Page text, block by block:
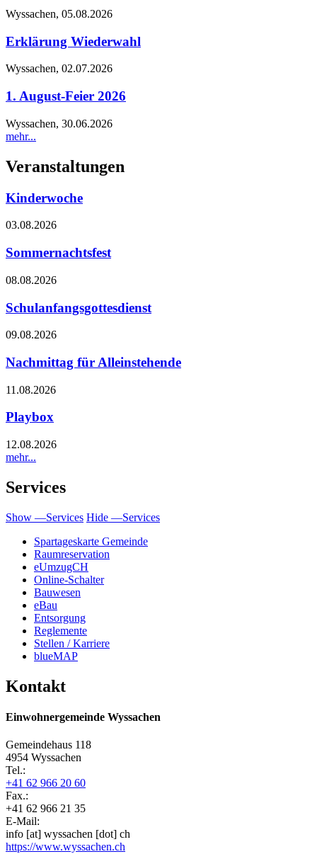
Wyssachen, 05.08.2026
Erklärung Wiederwahl
Wyssachen, 02.07.2026
1. August-Feier 2026
Wyssachen, 30.06.2026
mehr...
Veranstaltungen
Kinderwoche
03.08.2026
Sommernachtsfest
08.08.2026
Schulanfangsgottesdienst
09.08.2026
Nachmittag für Alleinstehende
11.08.2026
Playbox
12.08.2026
mehr...
Services
Show —Services Hide —Services
Spartageskarte Gemeinde
Raumreservation
eUmzugCH
Online-Schalter
Bauwesen
eBau
Entsorgung
Reglemente
Stellen / Karriere
blueMAP
Kontakt
Einwohnergemeinde Wyssachen
Gemeindehaus 118
4954 Wyssachen
Tel.:
+41 62 966 20 60
Fax.:
+41 62 966 21 35
E-Mail:
info [at] wyssachen [dot] ch
https://www.wyssachen.ch